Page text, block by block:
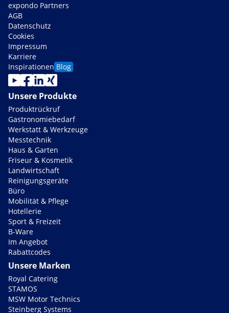
expondo Partners
AGB
Datenschutz
Cookies
Impressum
Karriere
Inspirationen Blog
Unsere Produkte
Produktrückruf
Gastronomiebedarf
Werkstatt & Werkzeuge
Messtechnik
Haus & Garten
Friseur & Kosmetik
Landwirtschaft
Reinigungsgeräte
Büro
Mobilität & Pflege
Hotellerie
Sport & Freizeit
B-Ware
Im Angebot
Rabattcodes
Unsere Marken
Royal Catering
STAMOS
MSW Motor Technics
Steinberg Systems